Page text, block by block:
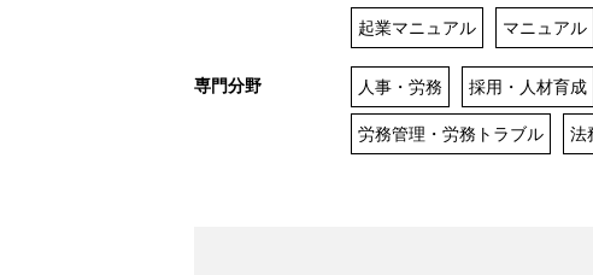
起業マニュアル マニュアル
専門分野 人事・労務 採用・人材育成
労務管理・労務トラブル 法